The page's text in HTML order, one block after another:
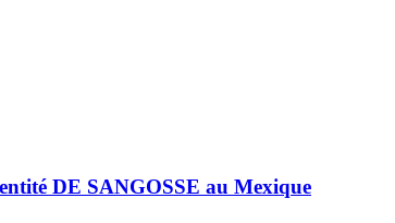
DE SANGOSSE au Mexique